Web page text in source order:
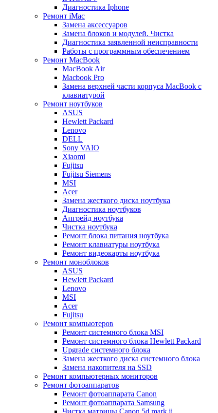
Диагностика Iphone
Ремонт iMac
Замена аксессуаров
Замена блоков и модулей. Чистка
Диагностика заявленной неисправности
Работы с программным обеспечением
Ремонт MacBook
MacBook Air
Macbook Pro
Замена верхней части корпуса MacBook с
клавиатурой
Ремонт ноутбуков
ASUS
Hewlett Packard
Lenovo
DELL
Sony VAIO
Xiaomi
Fujitsu
Fujitsu Siemens
MSI
Acer
Замена жесткого диска ноутбука
Диагностика ноутбуков
Апгрейд ноутбука
Чистка ноутбука
Ремонт блока питания ноутбука
Ремонт клавиатуры ноутбука
Ремонт видеокарты ноутбука
Ремонт моноблоков
ASUS
Hewlett Packard
Lenovo
MSI
Acer
Fujitsu
Ремонт компьютеров
Ремонт системного блока MSI
Ремонт системного блока Hewlett Packard
Upgrade системного блока
Замена жесткого диска системного блока
Замена накопителя на SSD
Ремонт компьютерных мониторов
Ремонт фотоаппаратов
Ремонт фотоаппарата Canon
Ремонт фотоаппарата Samsung
Чистка матрицы Canon 5d mark ii